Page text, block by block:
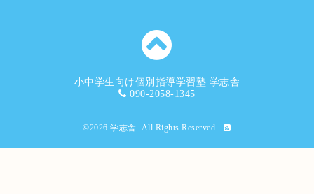
小中学生向け個別指導学習塾 学志舎
090-2058-1345
©2026学志舎 . All Rights Reserved.